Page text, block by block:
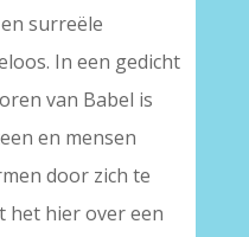
surreële
In een gedicht
van Babel is
en mensen
door zich te
het hier over een